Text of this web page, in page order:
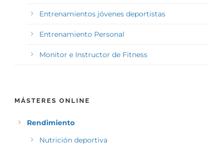
Entrenamientos jóvenes deportistas
Entrenamiento Personal
Monitor e Instructor de Fitness
MÁSTERES ONLINE
Rendimiento
Nutrición deportiva